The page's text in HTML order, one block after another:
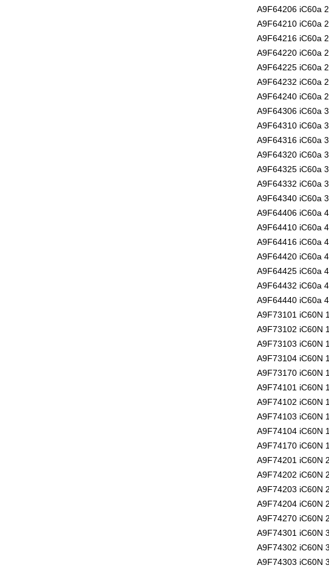
A9F64206 iC60a
A9F64210 iC60a
A9F64216 iC60a
A9F64220 iC60a
A9F64225 iC60a
A9F64232 iC60a
A9F64240 iC60a
A9F64306 iC60a
A9F64310 iC60a
A9F64316 iC60a
A9F64320 iC60a
A9F64325 iC60a
A9F64332 iC60a
A9F64340 iC60a
A9F64406 iC60a
A9F64410 iC60a
A9F64416 iC60a
A9F64420 iC60a
A9F64425 iC60a
A9F64432 iC60a
A9F64440 iC60a
A9F73101 iC60N
A9F73102 iC60N
A9F73103 iC60N
A9F73104 iC60N
A9F73170 iC60N
A9F74101 iC60N
A9F74102 iC60N
A9F74103 iC60N
A9F74104 iC60N
A9F74170 iC60N
A9F74201 iC60N
A9F74202 iC60N
A9F74203 iC60N
A9F74204 iC60N
A9F74270 iC60N
A9F74301 iC60N
A9F74302 iC60N
A9F74303 iC60N